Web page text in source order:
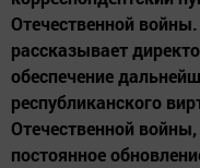
Отечественной
рассказывает
обеспечение
республиканского
Отечественной
постоянное